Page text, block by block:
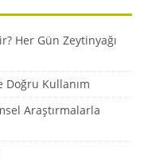
Her Gün Zeytinyağı
Doğru Kullanım
Araştırmalarla